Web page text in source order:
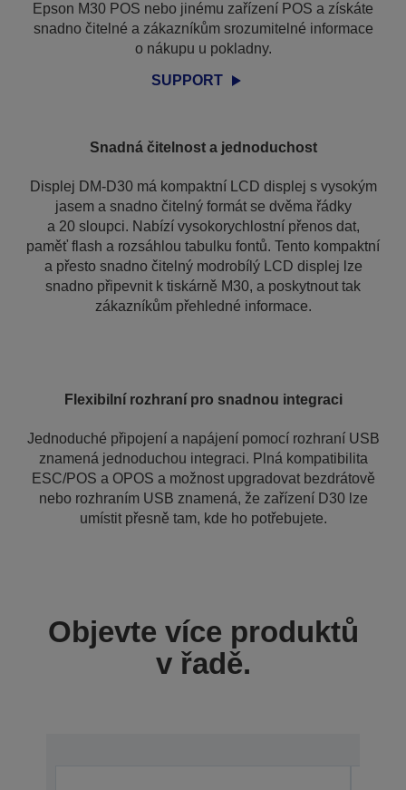
Epson M30 POS nebo jinému zařízení POS a získáte
snadno čitelné a zákazníkům srozumitelné informace
o nákupu u pokladny.
SUPPORT
Snadná čitelnost a jednoduchost
Displej DM-D30 má kompaktní LCD displej s vysokým
jasem a snadno čitelný formát se dvěma řádky
a 20 sloupci. Nabízí vysokorychlostní přenos dat,
paměť flash a rozsáhlou tabulku fontů. Tento kompaktní
a přesto snadno čitelný modrobílý LCD displej lze
snadno připevnit k tiskárně M30, a poskytnout tak
zákazníkům přehledné informace.
Flexibilní rozhraní pro snadnou integraci
Jednoduché připojení a napájení pomocí rozhraní USB
znamená jednoduchou integraci. Plná kompatibilita
ESC/POS a OPOS a možnost upgradovat bezdrátově
nebo rozhraním USB znamená, že zařízení D30 lze
umístit přesně tam, kde ho potřebujete.
Objevte více produktů
v řadě.